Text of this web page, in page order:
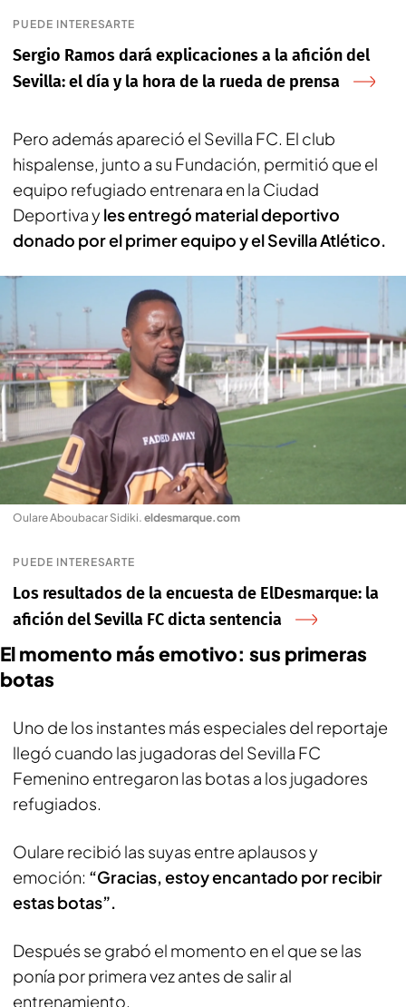
PUEDE INTERESARTE
Sergio Ramos dará explicaciones a la afición del
Sevilla: el día y la hora de la rueda de prensa
Pero además apareció el Sevilla FC. El club
hispalense, junto a su Fundación, permitió que el
equipo refugiado entrenara en la Ciudad
Deportiva y les entregó material deportivo
donado por el primer equipo y el Sevilla Atlético.
Oulare Aboubacar Sidiki. eldesmarque.com
PUEDE INTERESARTE
Los resultados de la encuesta de ElDesmarque: la
afición del Sevilla FC dicta sentencia
El momento más emotivo: sus primeras
botas
Uno de los instantes más especiales del reportaje
llegó cuando las jugadoras del Sevilla FC
Femenino entregaron las botas a los jugadores
refugiados.
Oulare recibió las suyas entre aplausos y
emoción: “Gracias, estoy encantado por recibir
estas botas”.
Después se grabó el momento en el que se las
ponía por primera vez antes de salir al
entrenamiento.